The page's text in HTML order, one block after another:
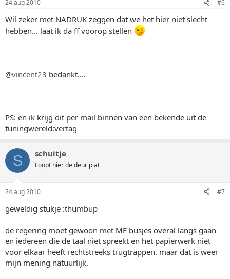
24 aug 2010 #6
Wil zeker met NADRUK zeggen dat we het hier niet slecht
hebben... laat ik da ff voorop stellen
@vincent23 bedankt....
PS: en ik krijg dit per mail binnen van een bekende uit de
tuningwereld:vertag
S schuitje
Loopt hier de deur plat
24 aug 2010 #7
geweldig stukje :thumbup
de regering moet gewoon met ME busjes overal langs gaan
en iedereen die de taal niet spreekt en het papierwerk niet
voor elkaar heeft rechtstreeks trugtrappen. maar dat is weer
mijn mening natuurlijk.